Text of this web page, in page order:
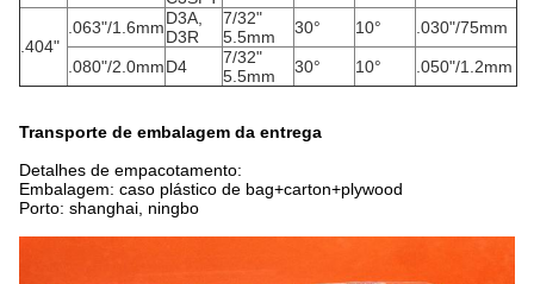
.404"
.063"/1.6mmD3A,
D3R
7/32"
5.5mm
30° 10° .030"/75mm
.080"/2.0mmD4
7/32"
5.5mm
30° 10° .050"/1.2mm
Transporte de embalagem da entrega
Detalhes de empacotamento:
Embalagem: caso plástico de bag+carton+plywood
Porto: shanghai, ningbo